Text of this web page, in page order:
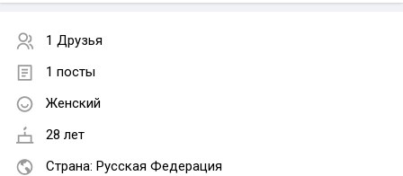
1 Друзья
1 посты
Женский
28 лет
Страна: Русская Федерация